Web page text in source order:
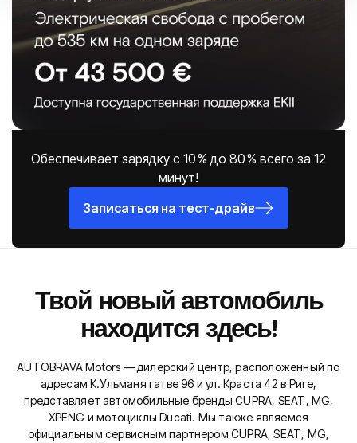
Обеспечивает зарядку с 10 % до 80 % всего за 12
минут!
Записаться на тест-драйв
Твой новый автомобиль
находится здесь!
AUTOBRAVA Motors — дилерский центр, расположенный по
адресам К.Ульманя гатве 96 и ул. Краста 42 в Риге,
представляет автомобильные бренды CUPRA, SEAT, MG,
XPENG и мотоциклы Ducati. Мы также являемся
официальным сервисным партнером CUPRA, SEAT, MG,